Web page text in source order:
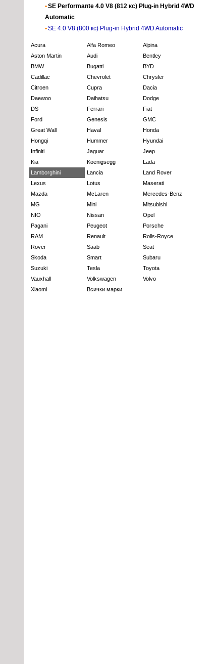
SE Performante 4.0 V8 (812 кс) Plug-in Hybrid 4WD
Automatic
SE 4.0 V8 (800 кс) Plug-in Hybrid 4WD Automatic
Acura Alfa Romeo
Alpina
Aston Martin
Audi
Bentley
BMW
Bugatti
BYD
Cadillac
Chevrolet
Chrysler
Citroen
Cupra
Dacia
Daewoo
Daihatsu
Dodge
DS
Ferrari
Fiat
Ford
Genesis
GMC
Great Wall
Haval
Honda
Hongqi
Hummer
Hyundai
Infiniti
Jaguar
Jeep
Kia
Koenigsegg
Lada
Lamborghini
Lancia
Land Rover
Lexus
Lotus
Maserati
Mazda
McLaren
Mercedes-Benz
MG
Mini
Mitsubishi
NIO
Nissan
Opel
Pagani
Peugeot
Porsche
RAM
Renault
Rolls-Royce
Rover
Saab
Seat
Skoda
Smart
Subaru
Suzuki
Tesla
Toyota
Vauxhall
Volkswagen
Volvo
Xiaomi
Всички марки